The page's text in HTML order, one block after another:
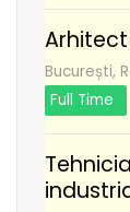
București,
Full Time